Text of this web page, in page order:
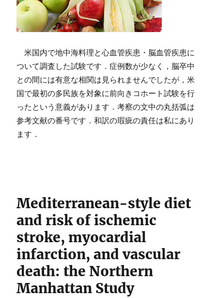
米国内で地中海料理と心血管疾患・脳血管疾患に
ついて調査した試験です．症例数が少なく，脳卒中
との間には有意な相関は見られませんでしたが，米
国で最初の多民族を対象に前向きコホート試験を行
ったという意義があります．考察の文中の丸括弧は
参考文献の番号です．和訳の瑕疵の責任は私にあり
ます．
Mediterranean-style diet
and risk of ischemic
stroke, myocardial
infarction, and vascular
death: the Northern
Manhattan Study